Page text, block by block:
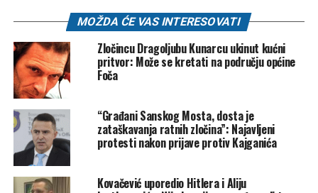
on razumno. Veći su, bježimo, dere se Milanović
prestravljeno.
I nije jedini. Naprotiv, mišljenje da se Rusima ne treba
suprotstavljati jer ih je mnogo više i mnogo su bolje
naoružani, razmjerno je često. S Milanovićem ga dijeli još
jedan hrvatski predsjednik. I Stipe Mesić je prije nekoliko
dana okupljenima u Ivancu strpljivo rastumačio kako su
prava država koje imaju atomsku bombu iznad prava
država bez atomske bombe. Kako države bez atomske
bombe moraju poslušno činiti sve što im države s
MOŽDA ĆE VAS INTERESOVATI
Zločincu Dragoljubu Kunarcu ukinut kućni
pritvor: Može se kretati na području općine
Foča
“Građani Sanskog Mosta, dosta je
zataškavanja ratnih zločina”: Najavljeni
protesti nakon prijave protiv Kajganića
Kovačević uporedio Hitlera i Aliju